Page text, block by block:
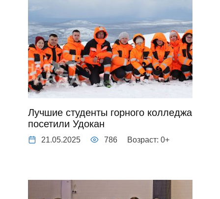
Лучшие студенты горного колледжа
посетили Удокан
21.05.2025 786 Возраст: 0+